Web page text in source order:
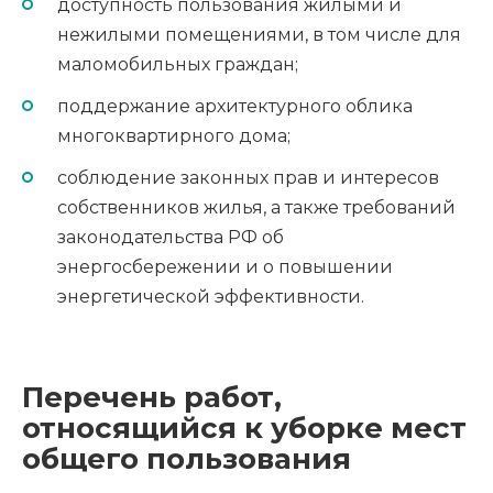
доступность пользования жилыми и
нежилыми помещениями, в том числе для
маломобильных граждан;
поддержание архитектурного облика
многоквартирного дома;
соблюдение законных прав и интересов
собственников жилья, а также требований
законодательства РФ об
энергосбережении и о повышении
энергетической эффективности.
Перечень работ,
относящийся к уборке мест
общего пользования